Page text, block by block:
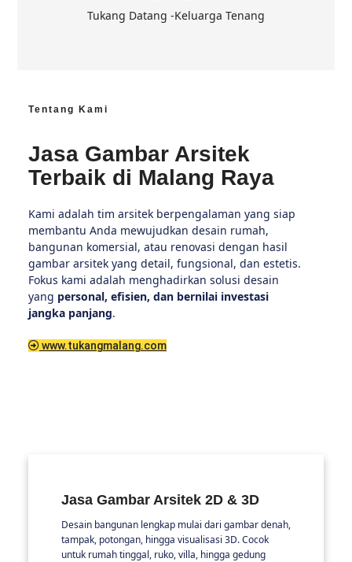
Tukang Datang -Keluarga Tenang
Tentang Kami
Jasa Gambar Arsitek
Terbaik di Malang Raya
Kami adalah tim arsitek berpengalaman yang siap
membantu Anda mewujudkan desain rumah,
bangunan komersial, atau renovasi dengan hasil
gambar arsitek yang detail, fungsional, dan estetis.
Fokus kami adalah menghadirkan solusi desain
yang personal, efisien, dan bernilai investasi
jangka panjang.
www.tukangmalang.com
Jasa Gambar Arsitek 2D & 3D
Desain bangunan lengkap mulai dari gambar denah,
tampak, potongan, hingga visualisasi 3D. Cocok
untuk rumah tinggal, ruko, villa, hingga gedung